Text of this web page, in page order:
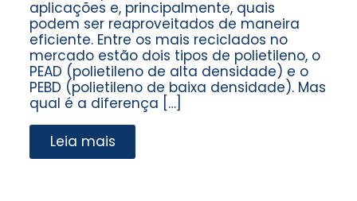
aplicações e, principalmente, quais
podem ser reaproveitados de maneira
eficiente. Entre os mais reciclados no
mercado estão dois tipos de polietileno, o
PEAD (polietileno de alta densidade) e o
PEBD (polietileno de baixa densidade). Mas
qual é a diferença […]
Leia mais